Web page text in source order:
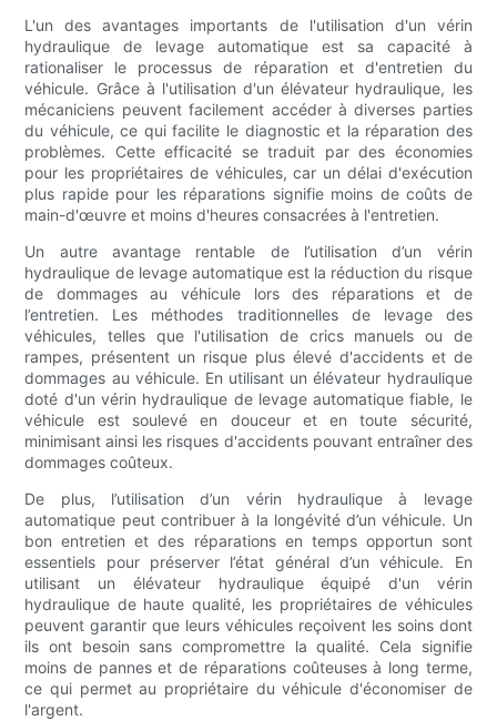
L'un des avantages importants de l'utilisation d'un vérin
hydraulique de levage automatique est sa capacité à
rationaliser le processus de réparation et d'entretien du
véhicule. Grâce à l'utilisation d'un élévateur hydraulique, les
mécaniciens peuvent facilement accéder à diverses parties
du véhicule, ce qui facilite le diagnostic et la réparation des
problèmes. Cette efficacité se traduit par des économies
pour les propriétaires de véhicules, car un délai d'exécution
plus rapide pour les réparations signifie moins de coûts de
main-d'œuvre et moins d'heures consacrées à l'entretien.
Un autre avantage rentable de l’utilisation d’un vérin
hydraulique de levage automatique est la réduction du risque
de dommages au véhicule lors des réparations et de
l’entretien. Les méthodes traditionnelles de levage des
véhicules, telles que l'utilisation de crics manuels ou de
rampes, présentent un risque plus élevé d'accidents et de
dommages au véhicule. En utilisant un élévateur hydraulique
doté d'un vérin hydraulique de levage automatique fiable, le
véhicule est soulevé en douceur et en toute sécurité,
minimisant ainsi les risques d'accidents pouvant entraîner des
dommages coûteux.
De plus, l’utilisation d’un vérin hydraulique à levage
automatique peut contribuer à la longévité d’un véhicule. Un
bon entretien et des réparations en temps opportun sont
essentiels pour préserver l’état général d’un véhicule. En
utilisant un élévateur hydraulique équipé d'un vérin
hydraulique de haute qualité, les propriétaires de véhicules
peuvent garantir que leurs véhicules reçoivent les soins dont
ils ont besoin sans compromettre la qualité. Cela signifie
moins de pannes et de réparations coûteuses à long terme,
ce qui permet au propriétaire du véhicule d'économiser de
l'argent.